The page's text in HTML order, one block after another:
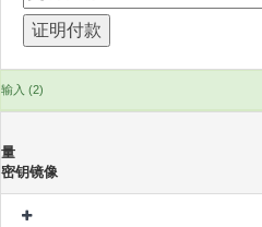
输入 (2)
量
密钥镜像